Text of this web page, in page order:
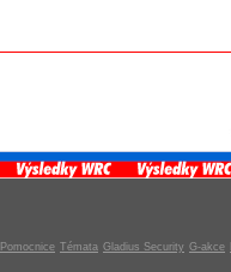
Pomocnice Témata Gladius Security G-akce